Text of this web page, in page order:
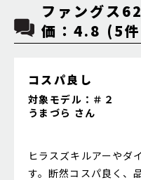
ファングス
価：4.8 (5
コスパ良し
対象モデル：＃２
うまづら さん
ヒラスズキルアーやダ
す。断然コスパ良く、